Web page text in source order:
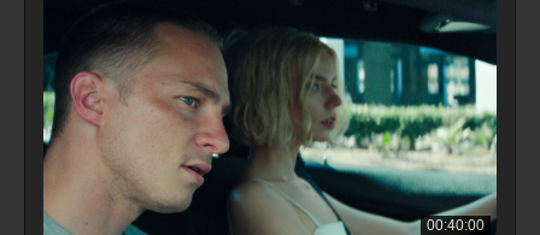
00:40:00